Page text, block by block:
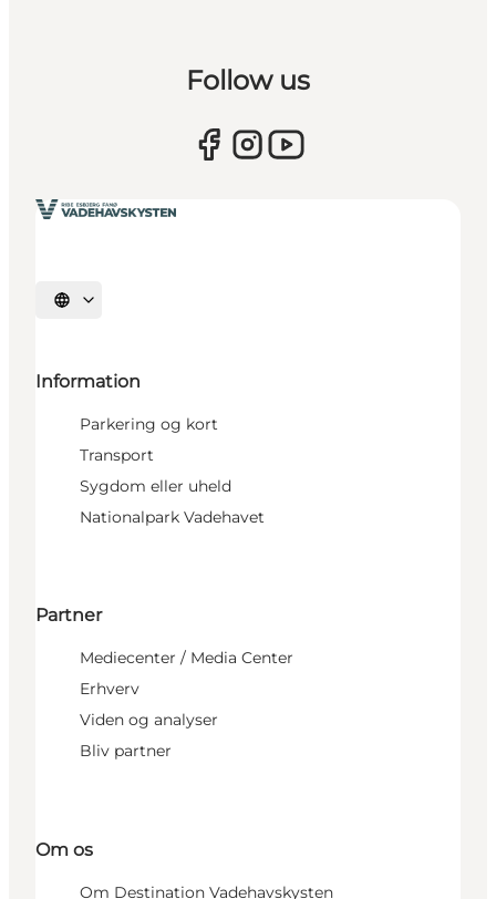
Follow us
Vælg sprog
Information
Parkering og kort
Transport
Sygdom eller uheld
Nationalpark Vadehavet
Partner
Mediecenter / Media Center
Erhverv
Viden og analyser
Bliv partner
Om os
Om Destination Vadehavskysten